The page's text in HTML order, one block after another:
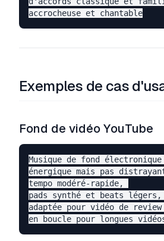
Exemples de cas
Fond de vidéo YouTube
Musique de fond
énergique mais pas
tempo modéré-rapide,
pads synthé et beats légers,
adaptée pour vidéo de